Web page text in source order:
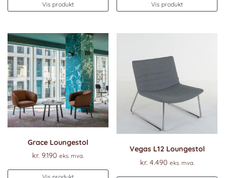
Vis produkt Vis produkt
Grace Loungestol
kr. 9.190 eks. mva.
Vegas L12 Loungestol
kr. 4.490 eks. mva.